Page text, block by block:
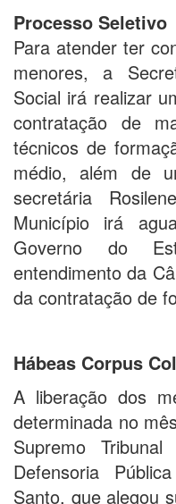
Processo Seletivo
Para atender ter
menores, a
Social irá realizar
contratação de
técnicos de
médio, além de
secretária
Município irá
Governo do
entendimento da
da contratação de
Hábeas Corpus
A liberação dos
determinada no
Supremo
Defensoria
Santo, que alegou